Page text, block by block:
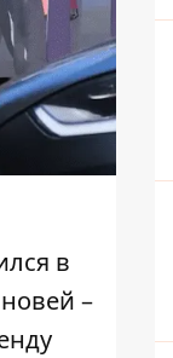
в
–